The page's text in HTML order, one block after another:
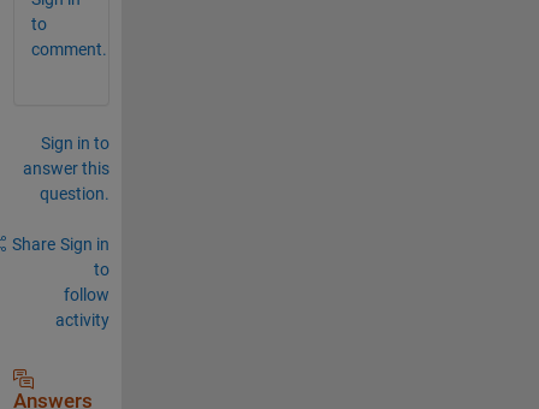
to
comment.
Sign in to
answer this
question.
Share Sign in
to
follow
activity
Answers